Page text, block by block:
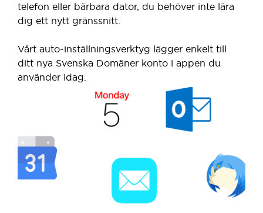
telefon eller bärbara dator, du behöver inte lära
dig ett nytt gränssnitt.
Vårt auto-inställningsverktyg lägger enkelt till
ditt nya Svenska Domäner konto i appen du
använder idag.